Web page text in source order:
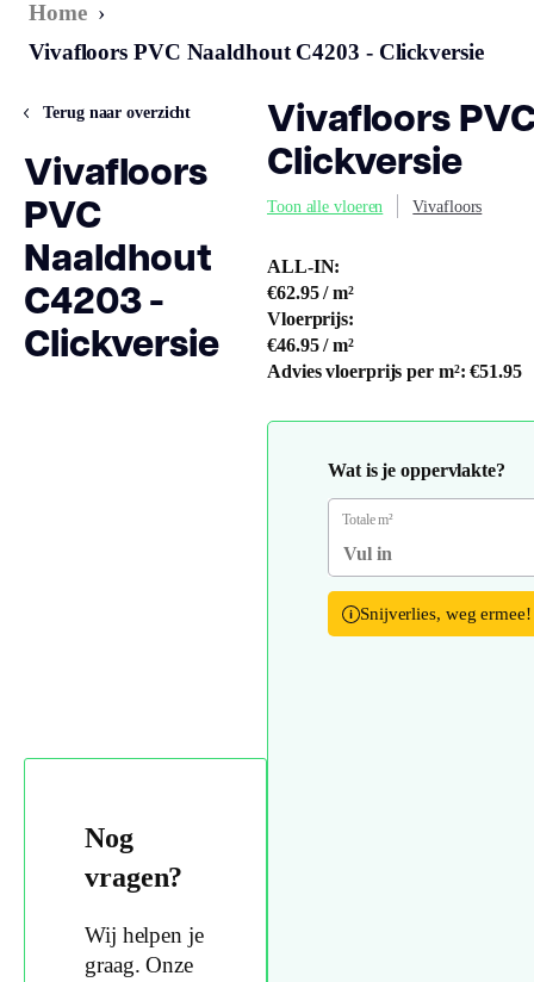
Home ›
Vivafloors PVC Naaldhout C4203 - Clickversie
Terug naar overzicht
Vivafloors
PVC
Naaldhout
C4203 -
Clickversie
Nog
vragen?
Wij helpen je
graag. Onze
Vivafloors
Clickversie
Toon alle vloeren Vivafloors
ALL-IN:
€62.95 / m²
Vloerprijs:
€46.95/ m²
Advies vloerprijs per m²: €51.95
Wat is je oppervlakte?
Totale m²
Snijverlies, weg